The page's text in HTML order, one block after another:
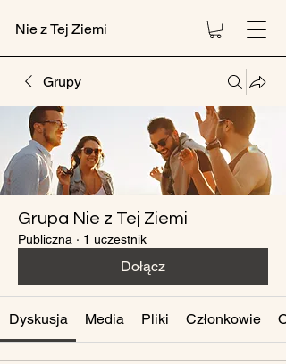
Nie z Tej Ziemi
Grupy
Grupa Nie z Tej Ziemi
Publiczna · 1 uczestnik
Dołącz
Dyskusja Media Pliki Członkowie